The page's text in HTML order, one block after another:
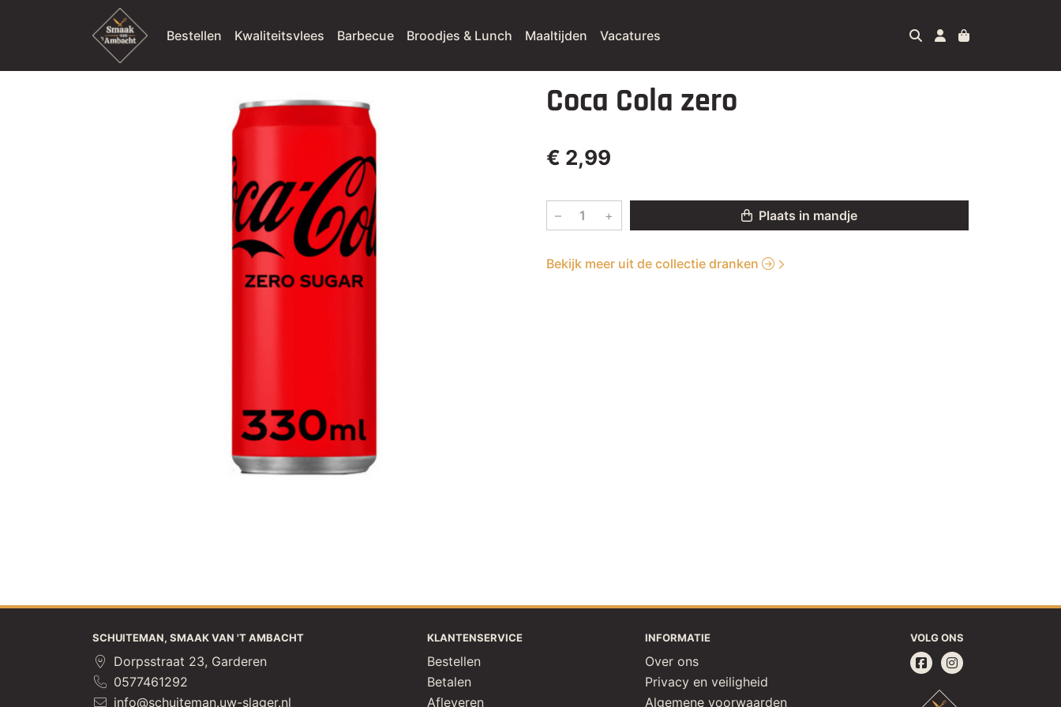
Bestellen Kwaliteitsvlees Barbecue Broodjes & Lunch Maaltijden Vacatures
Coca Cola zero
€ 2,99
– + Plaats in mandje
Bekijk meer uit de collectie dranken
SCHUITEMAN, SMAAK VAN 'T AMBACHT
Dorpsstraat 23, Garderen
0577461292
info@schuiteman.uw-slager.nl
KLANTENSERVICE
Bestellen
Betalen
Afleveren
INFORMATIE
Over ons
Privacy en veiligheid
Algemene voorwaarden
VOLG ONS